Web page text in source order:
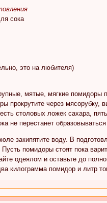
сока
это на любителя)
мятые, мягкие помидоры
прокрутите через мясорубку,
столовых ложек сахара,
не перестанет
закипятите воду. В
Пусть помидоры стоят пока
одеялом и оставьте до
килограмма помидор и литр